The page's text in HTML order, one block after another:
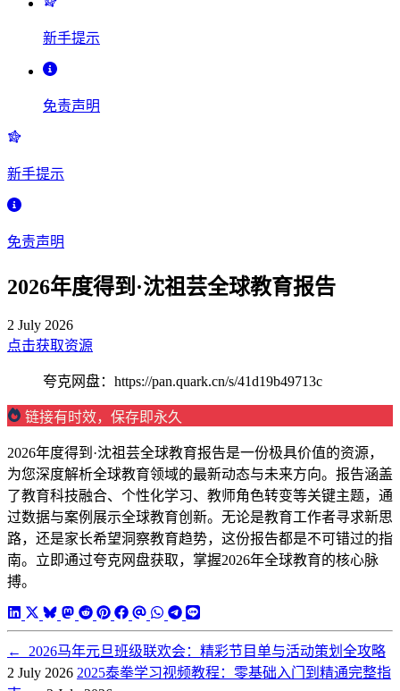
新手提示
免责声明
新手提示
免责声明
2026年度得到·沈祖芸全球教育报告
2 July 2026
点击获取资源
夸克网盘：https://pan.quark.cn/s/41d19b49713c
链接有时效，保存即永久
2026年度得到·沈祖芸全球教育报告是一份极具价值的资源，
为您深度解析全球教育领域的最新动态与未来方向。报告涵盖
了教育科技融合、个性化学习、教师角色转变等关键主题，通
过数据与案例展示全球教育创新。无论是教育工作者寻求新思
路，还是家长希望洞察教育趋势，这份报告都是不可错过的指
南。立即通过夸克网盘获取，掌握2026年全球教育的核心脉
搏。
←
2026马年元旦班级联欢会：精彩节目单与活动策划全攻略
2 July 2026 2025泰拳学习视频教程：零基础入门到精通完整指